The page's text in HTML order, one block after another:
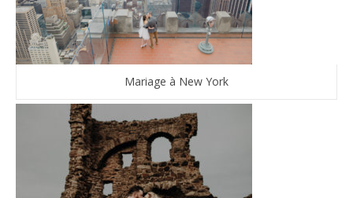
Mariage à New York